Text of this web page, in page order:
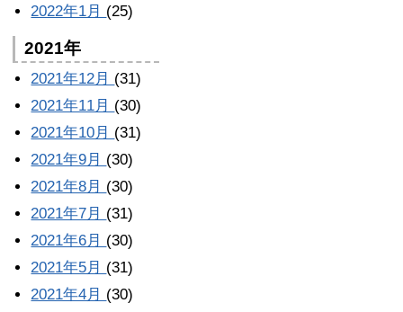
2022年1月 (25)
2021年
2021年12月 (31)
2021年11月 (30)
2021年10月 (31)
2021年9月 (30)
2021年8月 (30)
2021年7月 (31)
2021年6月 (30)
2021年5月 (31)
2021年4月 (30)